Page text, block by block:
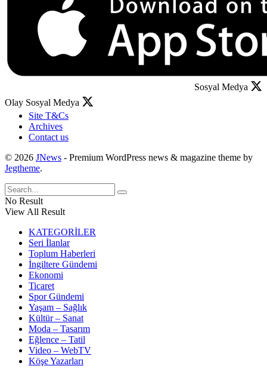
Sosyal Medya
Olay Sosyal Medya
Site T&Cs
Archives
Contact us
© 2026 JNews - Premium WordPress news & magazine theme by
Jegtheme.
No Result
View All Result
KATEGORİLER
Seri İlanlar
Toplum Haberleri
İngiltere Gündemi
Ekonomi
Ticaret
Spor Gündemi
Yaşam – Sağlık
Kültür – Sanat
Moda – Tasarım
Eğlence – Tatil
Video – WebTV
Köşe Yazarları